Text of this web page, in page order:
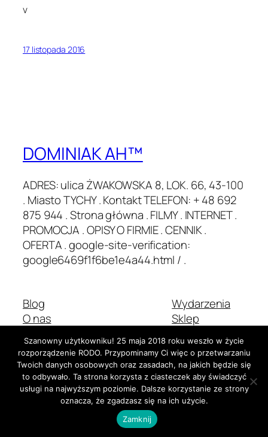
v
17 listopada 2016
DOMINIAK AH™
ADRES: ulica ŻWAKOWSKA 8, LOK. 66, 43-100
. Miasto TYCHY . Kontakt TELEFON: + 48 692
875 944 . Strona główna . FILMY . INTERNET .
PROMOCJA . OPISY O FIRMIE . CENNIK .
OFERTA . google-site-verification:
google6469f1f6be1e4a44.html / .
Blog
O nas
Autorzy
Wydarzenia
Sklep
Motywy
Dwadzieścia Dwadzieścia-Pięć Stworzone zWordPress
Szanowny użytkowniku! 25 maja 2018 roku weszło w życie
rozporządzenie RODO. Przypominamy Ci więc o przetwarzaniu
Twoich danych osobowych oraz zasadach, na jakich będzie się
to odbywało. Ta strona korzysta z ciasteczek aby świadczyć
usługi na najwyższym poziomie. Dalsze korzystanie ze strony
oznacza, że zgadzasz się na ich użycie.
Zamknij